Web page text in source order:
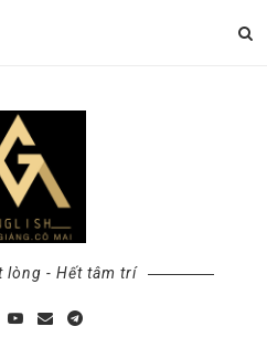
lòng - Hết tâm trí